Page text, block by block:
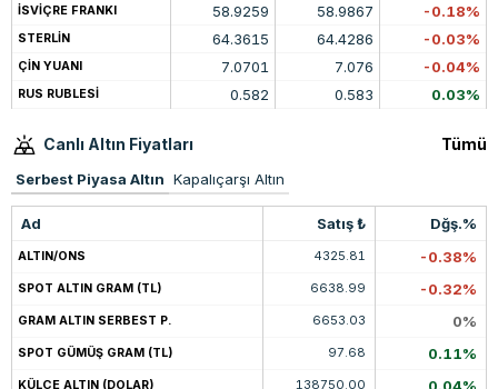
İSVİÇRE FRANKI 58.9259 58.9867 -0.18%
STERLİN 64.3615 64.4286 -0.03%
ÇİN YUANI 7.0701 7.076 -0.04%
RUS RUBLESİ 0.582 0.583 0.03%
Canlı Altın Fiyatları Tümü
Serbest Piyasa Altın Kapalıçarşı Altın
Ad Satış ₺ Dğş.%
ALTIN/ONS 4325.81 -0.38%
SPOT ALTIN GRAM (TL) 6638.99 -0.32%
GRAM ALTIN SERBEST P. 6653.03 0%
SPOT GÜMÜŞ GRAM (TL) 97.68 0.11%
KÜLÇE ALTIN (DOLAR) 138750.00